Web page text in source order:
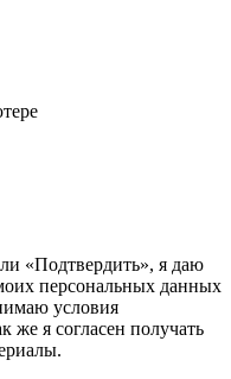
«Подтвердить», я даю
персональных данных
условия
же я согласен получать